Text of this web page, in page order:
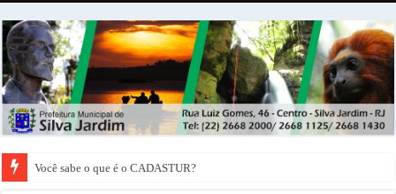
Representantes da Caixa Econômica Federal vem a Silva Jardim conhecer